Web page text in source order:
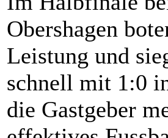
Obershagen
Leistung und
schnell mit 1:0
die Gastgeber